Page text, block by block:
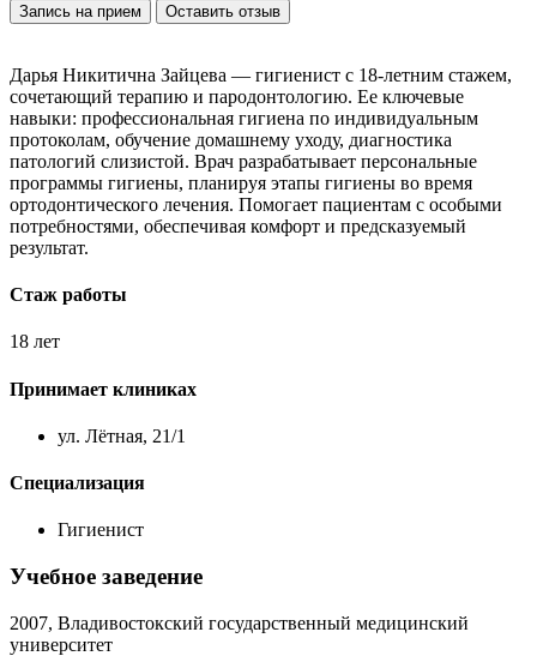
Запись на прием Оставить отзыв
Дарья Никитична Зайцева — гигиенист с 18-летним стажем,
сочетающий терапию и пародонтологию. Ее ключевые
навыки: профессиональная гигиена по индивидуальным
протоколам, обучение домашнему уходу, диагностика
патологий слизистой. Врач разрабатывает персональные
программы гигиены, планируя этапы гигиены во время
ортодонтического лечения. Помогает пациентам с особыми
потребностями, обеспечивая комфорт и предсказуемый
результат.
Стаж работы
18 лет
Принимает клиниках
ул. Лëтная, 21/1
Специализация
Гигиенист
Учебное заведение
2007, Владивостокский государственный медицинский
университет